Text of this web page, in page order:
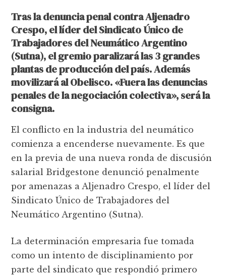
Tras la denuncia penal contra Aljenadro
Crespo, el líder del Sindicato Único de
Trabajadores del Neumático Argentino
(Sutna), el gremio paralizará las 3 grandes
plantas de producción del país. Además
movilizará al Obelisco. «Fuera las denuncias
penales de la negociación colectiva», será la
consigna.
El conflicto en la industria del neumático
comienza a encenderse nuevamente. Es que
en la previa de una nueva ronda de discusión
salarial Bridgestone denunció penalmente
por amenazas a Aljenadro Crespo, el líder del
Sindicato Único de Trabajadores del
Neumático Argentino (Sutna).
La determinación empresaria fue tomada
como un intento de disciplinamiento por
parte del sindicato que respondió primero